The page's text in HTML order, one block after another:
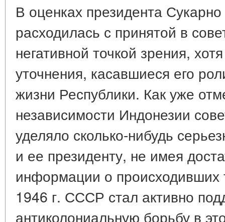
В оценках президента
расходилась с принятой в
негативной точкой зрения,
уточнения, касавшиеся его
жизни Республики. Как уже
независимости Индонезии
уделяло сколько-нибудь
и ее президенту, не имея
информации о
1946 г. СССР стал активно
антиколониальную борьбу в